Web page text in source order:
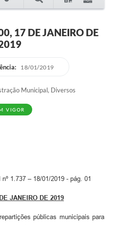
de Direito -
17 DE JANEIRO DE
18/01/2019
Municipal, Diversos
VIGOR
1.737 – 18/01/2019 - pág. 01
JANEIRO DE 2019
públicas municipais para